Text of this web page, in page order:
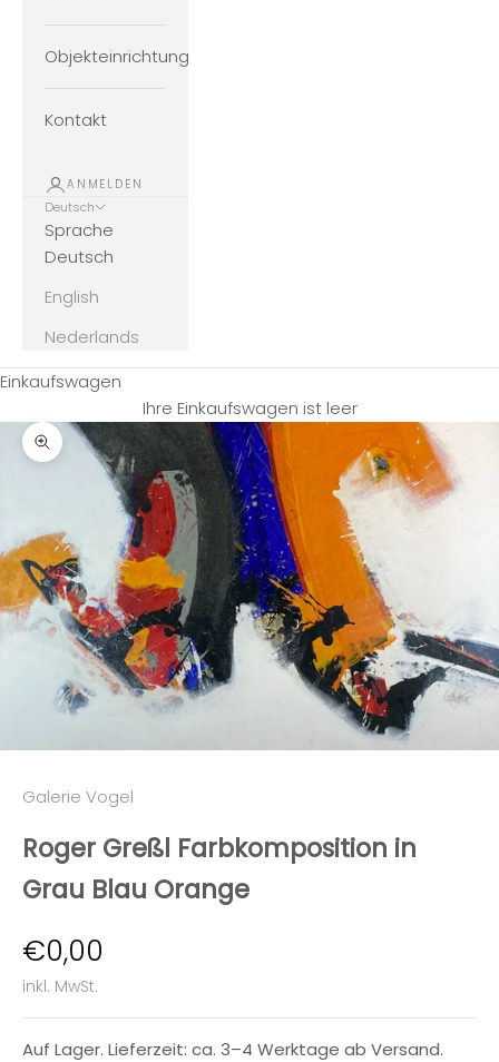
Objekteinrichtung
Kontakt
ANMELDEN
Deutsch
Sprache
Deutsch
English
Nederlands
Einkaufswagen
Ihre Einkaufswagen ist leer
Bild vergrößern
Galerie Vogel
Roger Greßl Farbkomposition in
Grau Blau Orange
Angebot
€0,00
inkl. MwSt.
Auf Lager. Lieferzeit: ca. 3–4 Werktage ab Versand.